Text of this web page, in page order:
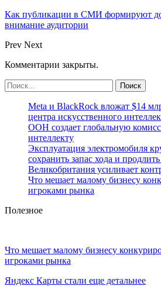
Как публикации в СМИ формируют
внимание аудитории
Prev Next
Комментарии закрыты.
Meta и BlackRock вложат $14
центра искусственного
ООН создает глобальную
интеллекту
Эксплуатация электромобиля
сохранить запас хода и
Великобритания усиливает
Что мешает малому бизнесу
игроками рынка
Полезное
Что мешает малому бизнесу
игроками рынка
Яндекс Карты стали еще детальнее